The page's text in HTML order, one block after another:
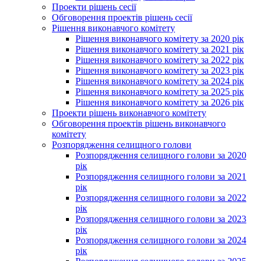
Проекти рішень сесії
Обговорення проектів рішень сесії
Рішення виконавчого комітету
Рішення виконавчого комітету за 2020 рік
Рішення виконавчого комітету за 2021 рік
Рішення виконавчого комітету за 2022 рік
Рішення виконавчого комітету за 2023 рік
Рішення виконавчого комітету за 2024 рік
Рішення виконавчого комітету за 2025 рік
Рішення виконавчого комітету за 2026 рік
Проекти рішень виконавчого комітету
Обговорення проектів рішень виконавчого
комітету
Розпорядження селищного голови
Розпорядження селищного голови за 2020
рік
Розпорядження селищного голови за 2021
рік
Розпорядження селищного голови за 2022
рік
Розпорядження селищного голови за 2023
рік
Розпорядження селищного голови за 2024
рік